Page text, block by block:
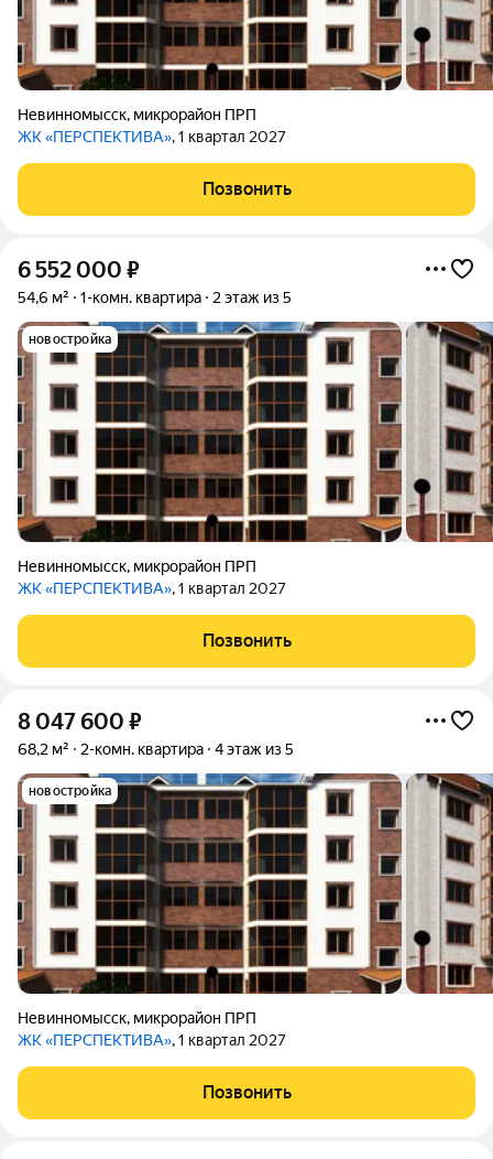
Невинномысск, микрорайон ПРП
ЖК «ПЕРСПЕКТИВА», 1 квартал 2027
Позвонить
6 552 000 ₽
54,6 м² 1-комн. квартира 2 этаж из 5
новостройка
Невинномысск, микрорайон ПРП
ЖК «ПЕРСПЕКТИВА», 1 квартал 2027
Позвонить
8 047 600 ₽
68,2 м² 2-комн. квартира 4 этаж из 5
новостройка
Невинномысск, микрорайон ПРП
ЖК «ПЕРСПЕКТИВА», 1 квартал 2027
Позвонить